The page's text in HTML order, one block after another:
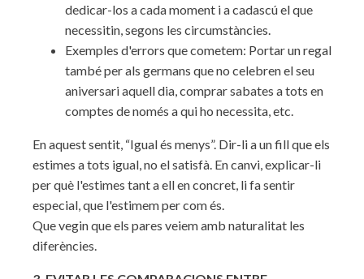
dedicar-los a cada moment i a cadascú el que
necessitin, segons les circumstàncies.
Exemples d'errors que cometem: Portar un regal
també per als germans que no celebren el seu
aniversari aquell dia, comprar sabates a tots en
comptes de només a qui ho necessita, etc.
En aquest sentit, “Igual és menys”. Dir-li a un fill que els
estimes a tots igual, no el satisfà. En canvi, explicar-li
per què l'estimes tant a ell en concret, li fa sentir
especial, que l'estimem per com és.
Que vegin que els pares veiem amb naturalitat les
diferències.